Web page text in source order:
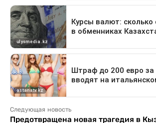
Следующая новость
Предотвращена новая трагедия в